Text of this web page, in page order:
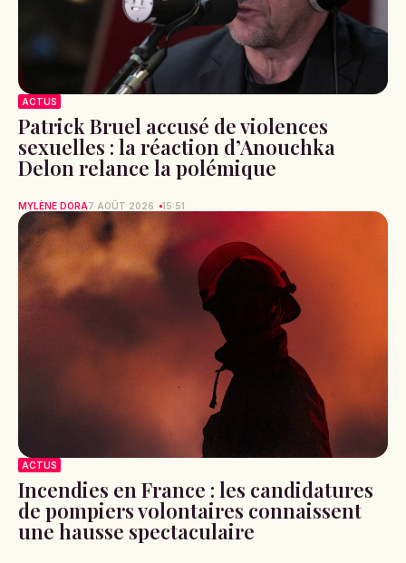
ACTUS
Patrick Bruel accusé de violences
sexuelles : la réaction d’Anouchka
Delon relance la polémique
MYLÈNE DORA7 AOÛT 2026 15:51
ACTUS
Incendies en France : les candidatures
de pompiers volontaires connaissent
une hausse spectaculaire